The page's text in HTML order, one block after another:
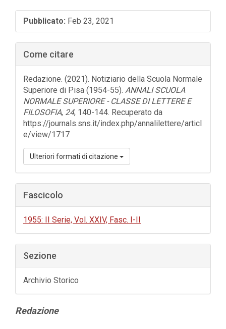
Barra
laterale
dell'articolo
Pubblicato: Feb 23, 2021
Come citare
Redazione. (2021). Notiziario della Scuola Normale
Superiore di Pisa (1954-55). ANNALI SCUOLA
NORMALE SUPERIORE - CLASSE DI LETTERE E
FILOSOFIA, 24, 140-144. Recuperato da
https://journals.sns.it/index.php/annalilettere/articl
e/view/1717
Ulteriori formati di citazione
Fascicolo
1955: II Serie, Vol. XXIV, Fasc. I-II
Sezione
Archivio Storico
Contenuto
Redazione